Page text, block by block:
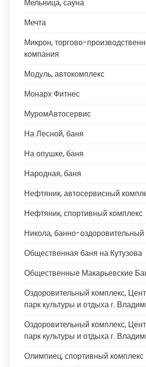
Мельница, сауна
Мечта
Микрон, торгово-
компания
Модуль, автокомплекс
Монарх Фитнес
МуромАвтосервис
На Лесной, баня
На опушке, баня
Народная, баня
Нефтяник, автосервисный
Нефтяник, спортивный комплекс
Никола, банно-оздоровительный
Общественная баня на Кутузова
Общественные Макарьевские
Оздоровительный комплекс,
парк культуры и отдыха г.
Оздоровительный комплекс,
парк культуры и отдыха г.
Олимпиец, спортивный комплекс